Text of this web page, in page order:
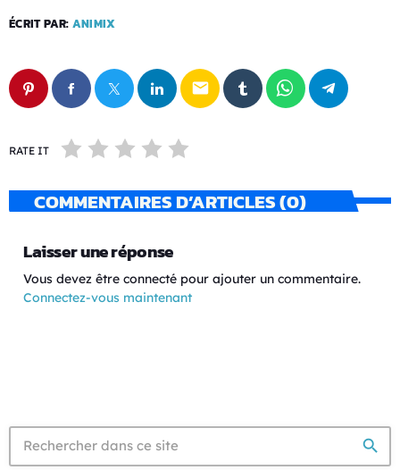
ÉCRIT PAR: ANIMIX
email
RATE IT
COMMENTAIRES D’ARTICLES (0)
Laisser une réponse
Vous devez être connecté pour ajouter un commentaire.
Connectez-vous maintenant
search